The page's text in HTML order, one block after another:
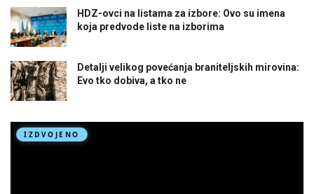
HDZ-ovci na listama za izbore: Ovo su imena
koja predvode liste na izborima
Detalji velikog povećanja braniteljskih mirovina:
Evo tko dobiva, a tko ne